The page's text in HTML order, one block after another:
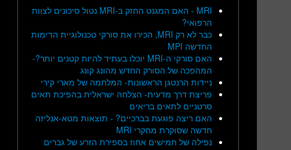
MRI - האם המגנט החזק ב-MRI נטול סיכונים לצוות
הרפואי?
כבר לא רק MRI, הכירו את סורקי טכנולוגיית הדימות
החדשה MPI
האם סורקי ה-MRI יוכלו בעתיד להיות קטנים יותר?-
המהפכה של הסורק החדש מהונג קונג
ניידות הרנטגן הראשונות- המלחמה של מארי קירי
פריצת דרך מדעית- הצלחה ישראלית בהפיכת תאים
סרטניים לתאים בריאים
האם ריצה פוגעת בברכיים? - תוצאות מטא-אנליזה
חדשה שסוקרת מחקרי MRI
נפילה של חמישים אחוז בספירת הזרע של גברים